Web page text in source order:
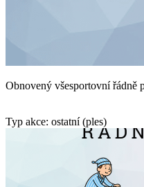
Obnovený všesportovní řádně
Typ akce: ostatní (ples)